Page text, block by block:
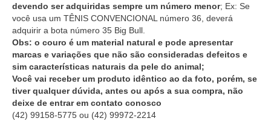
devendo ser adquiridas sempre um número menor; Ex: Se
você usa um TÊNIS CONVENCIONAL número 36, deverá
adquirir a bota número 35 Big Bull.
Obs: o couro é um material natural e pode apresentar
marcas e variações que não são consideradas defeitos e
sim características naturais da pele do animal;
Você vai receber um produto idêntico ao da foto, porém, se
tiver qualquer dúvida, antes ou após a sua compra, não
deixe de entrar em contato conosco
(42) 99158-5775 ou (42) 99972-2214